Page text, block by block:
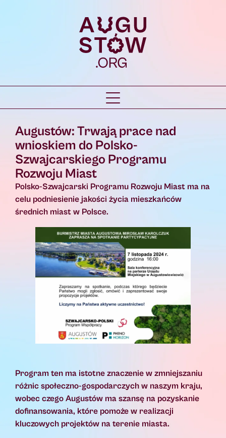
Augustów: Trwają prace nad
wnioskiem do Polsko-
Szwajcarskiego Programu
Rozwoju Miast
Polsko-Szwajcarski Programu Rozwoju Miast ma na
celu podniesienie jakości życia mieszkańców
średnich miast w Polsce.
Program ten ma istotne znaczenie w zmniejszaniu
różnic społeczno-gospodarczych w naszym kraju,
wobec czego Augustów ma szansę na pozyskanie
dofinansowania, które pomoże w realizacji
kluczowych projektów na terenie miasta.